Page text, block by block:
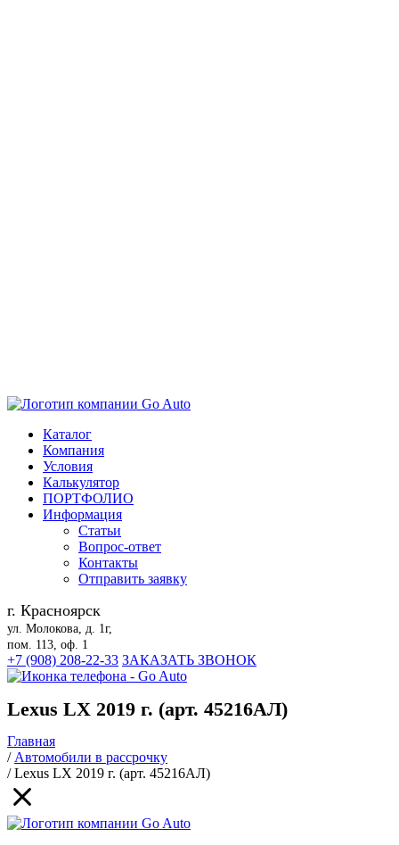
Каталог
Компания
Условия
Калькулятор
ПОРТФОЛИО
Информация
Статьи
Вопрос-ответ
Контакты
Отправить заявку
г. Красноярск
ул. Молокова, д. 1г,
пом. 113, оф. 1
+7 (908) 208-22-33 ЗАКАЗАТЬ ЗВОНОК
Lexus LX 2019 г. (арт. 45216АЛ)
Главная
/Автомобили в рассрочку
/Lexus LX 2019 г. (арт. 45216АЛ)